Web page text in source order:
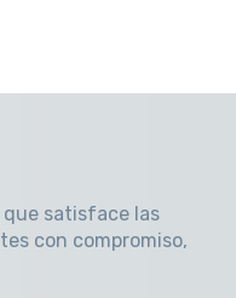
que satisface las
con compromiso,